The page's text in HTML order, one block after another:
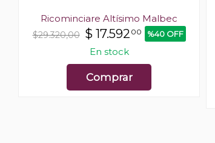
Ricominciare Altísimo Malbec
$29.320,00 $ 17.592 00 %40 OFF
En stock
Comprar